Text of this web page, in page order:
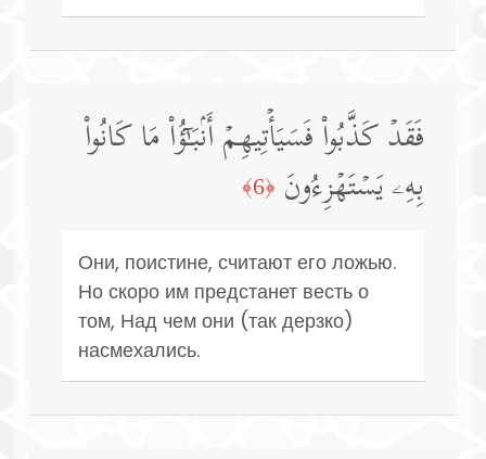
فَقَدۡ كَذَّبُوا۟ فَسَیَأۡتِیهِمۡ أَنۢبَـٰۤؤُا۟ مَا كَانُوا۟
بِهِۦ یَسۡتَهۡزِءُونَ ﴿6﴾
Они, поистине, считают его ложью.
Но скоро им предстанет весть о
том, Над чем они (так дерзко)
насмехались.